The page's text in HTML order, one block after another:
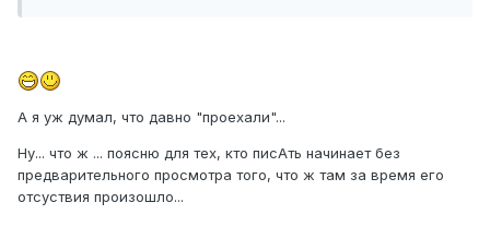
А я уж думал, что давно "проехали"...
Ну... что ж ... поясню для тех, кто писАть начинает без
предварительного просмотра того, что ж там за время его
отсуствия произошло...